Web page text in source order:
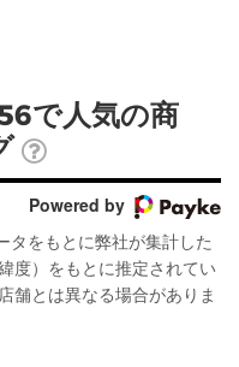
で人気の商
Powered by
タをもとに弊社が集計した
度）をもとに推定されてい
舗とは異なる場合がありま